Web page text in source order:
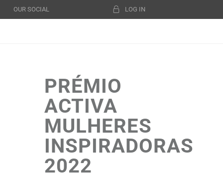
OUR SOCIAL LOG IN
PRÉMIO
ACTIVA
MULHERES
INSPIRADORAS
2022